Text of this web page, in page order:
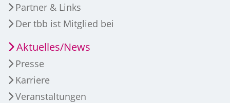
Partner & Links
Der tbb ist Mitglied bei
Aktuelles/News
Presse
Karriere
Veranstaltungen